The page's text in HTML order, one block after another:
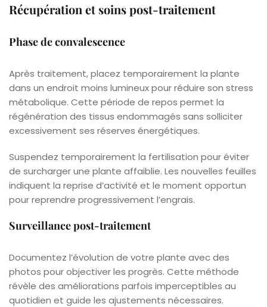
Récupération et soins post-traitement
Phase de convalescence
Après traitement, placez temporairement la plante
dans un endroit moins lumineux pour réduire son stress
métabolique. Cette période de repos permet la
régénération des tissus endommagés sans solliciter
excessivement ses réserves énergétiques.
Suspendez temporairement la fertilisation pour éviter
de surcharger une plante affaiblie. Les nouvelles feuilles
indiquent la reprise d’activité et le moment opportun
pour reprendre progressivement l’engrais.
Surveillance post-traitement
Documentez l’évolution de votre plante avec des
photos pour objectiver les progrès. Cette méthode
révèle des améliorations parfois imperceptibles au
quotidien et guide les ajustements nécessaires.